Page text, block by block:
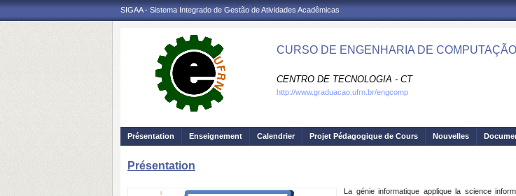
SIGAA - Sistema Integrado de Gestão de Atividades Acadêmicas
CURSO DE ENGENHARIA DE
CENTRO DE TECNOLOGIA - CT
http://www.graduacao.ufrn.br/engcomp
Présentation Enseignement Calendrier Projet Pédagogique de Cours Nouvelles
Présentation
La génie informatique applique la science